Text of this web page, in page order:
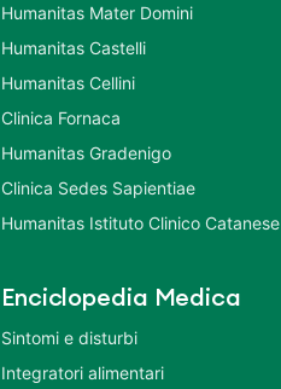
Humanitas Mater Domini
Humanitas Castelli
Humanitas Cellini
Clinica Fornaca
Humanitas Gradenigo
Clinica Sedes Sapientiae
Humanitas Istituto Clinico Catanese
Enciclopedia Medica
Sintomi e disturbi
Integratori alimentari